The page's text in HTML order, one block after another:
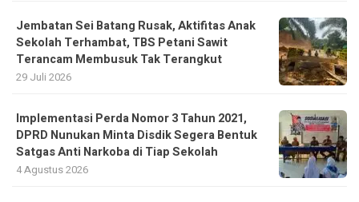
Jembatan Sei Batang Rusak, Aktifitas Anak
Sekolah Terhambat, TBS Petani Sawit
Terancam Membusuk Tak Terangkut
29 Juli 2026
Implementasi Perda Nomor 3 Tahun 2021,
DPRD Nunukan Minta Disdik Segera Bentuk
Satgas Anti Narkoba di Tiap Sekolah
4 Agustus 2026